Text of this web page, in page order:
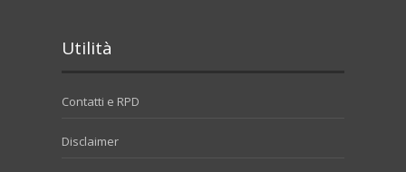
Utilità
Contatti e RPD
Disclaimer